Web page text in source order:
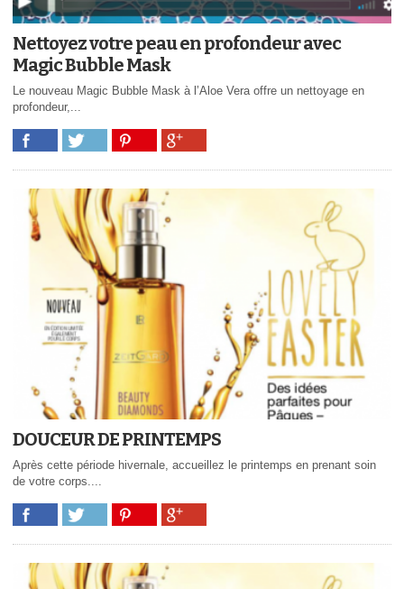
Nettoyez votre peau en profondeur avec
Magic Bubble Mask
Le nouveau Magic Bubble Mask à l’Aloe Vera offre un nettoyage en
profondeur,...
DOUCEUR DE PRINTEMPS
Après cette période hivernale, accueillez le printemps en prenant soin
de votre corps....